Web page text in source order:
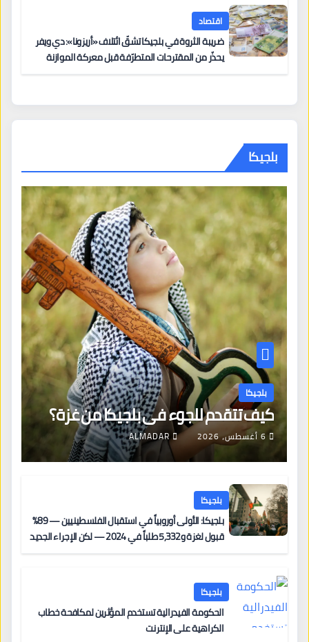
اقتصاد
ضريبة الثروة في بلجيكا تشقّ ائتلاف «أريزونا»: دي ويفر
يحذّر من المقترحات المتطرّفة قبل معركة الموازنة
بلجيكا
بلجيكا
كيف تتقدم للجوء في بلجيكا من غزة؟
6 أغسطس، 2026 ALMADAR
بلجيكا
بلجيكا: الأولى أوروبياً في استقبال الفلسطينيين — 89%
قبول لغزة و5,332 طلباً في 2024 — لكن الإجراء الجديد
بلجيكا
الحكومة الفيدرالية تستخدم المؤثرين لمكافحة خطاب
الكراهية على الإنترنت